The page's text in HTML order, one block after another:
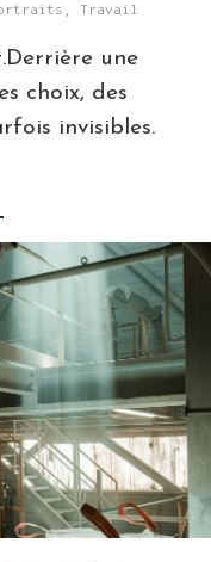
Travail
une
choix, des
invisibles.